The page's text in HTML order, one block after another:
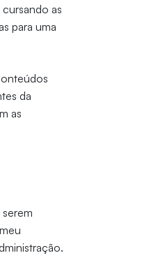
as
para uma
da
as